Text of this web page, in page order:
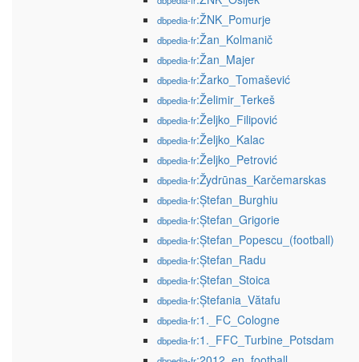
dbpedia-fr:ŽNK_Pomurje
dbpedia-fr:Žan_Kolmanič
dbpedia-fr:Žan_Majer
dbpedia-fr:Žarko_Tomašević
dbpedia-fr:Želimir_Terkeš
dbpedia-fr:Željko_Filipović
dbpedia-fr:Željko_Kalac
dbpedia-fr:Željko_Petrović
dbpedia-fr:Žydrūnas_Karčemarskas
dbpedia-fr:Ștefan_Burghiu
dbpedia-fr:Ștefan_Grigorie
dbpedia-fr:Ștefan_Popescu_(football)
dbpedia-fr:Ștefan_Radu
dbpedia-fr:Ștefan_Stoica
dbpedia-fr:Ștefania_Vătafu
dbpedia-fr:1._FC_Cologne
dbpedia-fr:1._FFC_Turbine_Potsdam